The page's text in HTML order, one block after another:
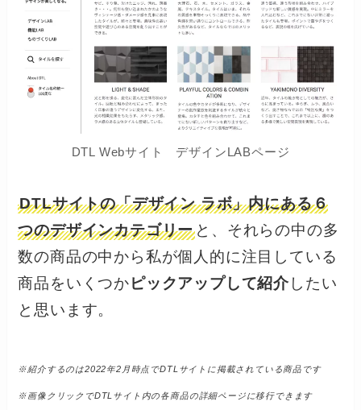
DTL Webサイト デザインLABページ
DTLサイトの「デザイン ラボ」内にある６
つのデザインカテゴリー と、それらの中の多
数の商品の中から私が個人的に注目している
商品をいくつかピックアップして紹介したい
と思います。
※紹介するのは2022年2月時点でDTLサイトに掲載されている商品です
※画像クリックでDTLサイト内の各商品の詳細ページに移行できます